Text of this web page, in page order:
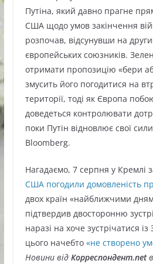
Путіна, який давно прагне
США щодо умов закінчення
розпочав, відсунувши на
європейських союзників.
отримати пропозицію «бери
змусить його погодитися на
території, тоді як Європа
доведеться контролювати
поки Путін відновлює свої
Bloomberg.
Нагадаємо, 7 серпня у Кремлі
США погодили домовленість
двох країн «найближчими
підтвердив двосторонню
наразі на хоче зустрічатися
цього начебто «не створено
Новини відКорреспондент.net